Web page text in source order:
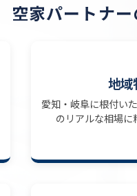
空家パートナ
地域
愛知・岐阜に根付い
のリアルな相場に